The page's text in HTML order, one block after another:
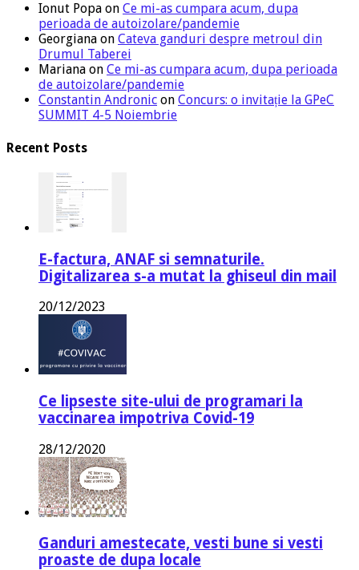
Ionut Popa on Ce mi-as cumpara acum, dupa
perioada de autoizolare/pandemie
Georgiana on Cateva ganduri despre metroul din
Drumul Taberei
Mariana on Ce mi-as cumpara acum, dupa perioada
de autoizolare/pandemie
Constantin Andronic on Concurs: o invitație la GPeC
SUMMIT 4-5 Noiembrie
Recent Posts
E-factura, ANAF si semnaturile.
Digitalizarea s-a mutat la ghiseul din mail
20/12/2023
Ce lipseste site-ului de programari la
vaccinarea impotriva Covid-19
28/12/2020
Ganduri amestecate, vesti bune si vesti
proaste de dupa locale